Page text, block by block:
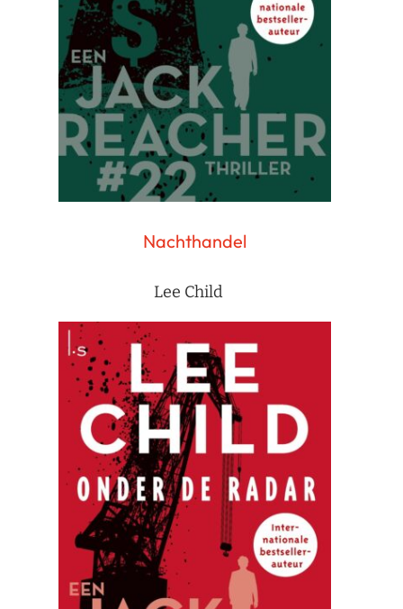
Nachthandel
Lee Child